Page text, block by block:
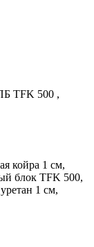
TFK 500 ,
койра 1 см,
блок TFK 500,
1 см,